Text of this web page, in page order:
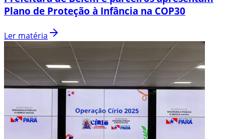
Plano de Proteção à Infância na COP30
Ler matéria